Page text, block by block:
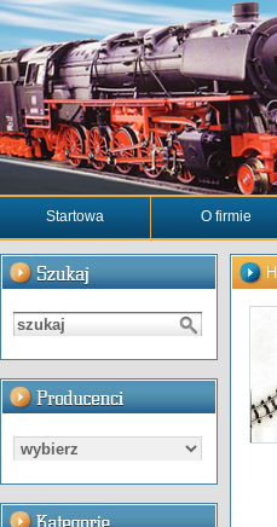
Startowa O firmie